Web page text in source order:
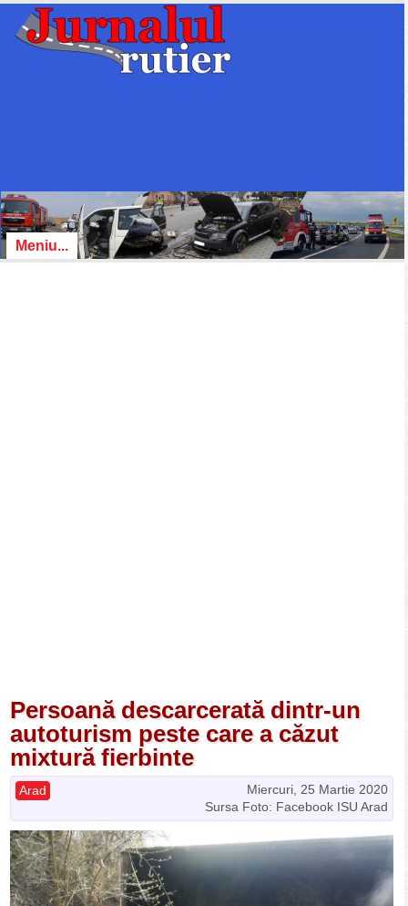
Meniu...
Persoană descarcerată dintr-un
autoturism peste care a căzut
mixtură fierbinte
Miercuri, 25 Martie 2020
Arad
Sursa Foto: Facebook ISU Arad